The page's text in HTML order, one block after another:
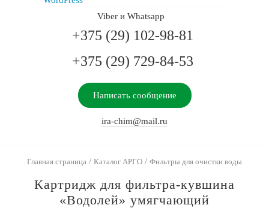
Viber и Whatsapp
+375 (29) 102-98-81
+375 (29) 729-84-53
Написать сообщение
ira-chim@mail.ru
Главная страница / Каталог АРГО / Фильтры для очистки воды
Картридж для фильтра-кувшина
«Водолей» умягчающий